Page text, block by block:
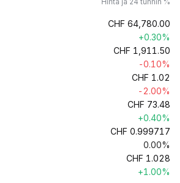
CHF 64,780.00
+0.30%
CHF 1,911.50
-0.10%
CHF 1.02
-2.00%
CHF 73.48
+0.40%
CHF 0.999717
0.00%
CHF 1.028
+1.00%